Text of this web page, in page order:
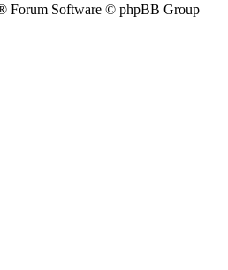
Forum Software © phpBB Group